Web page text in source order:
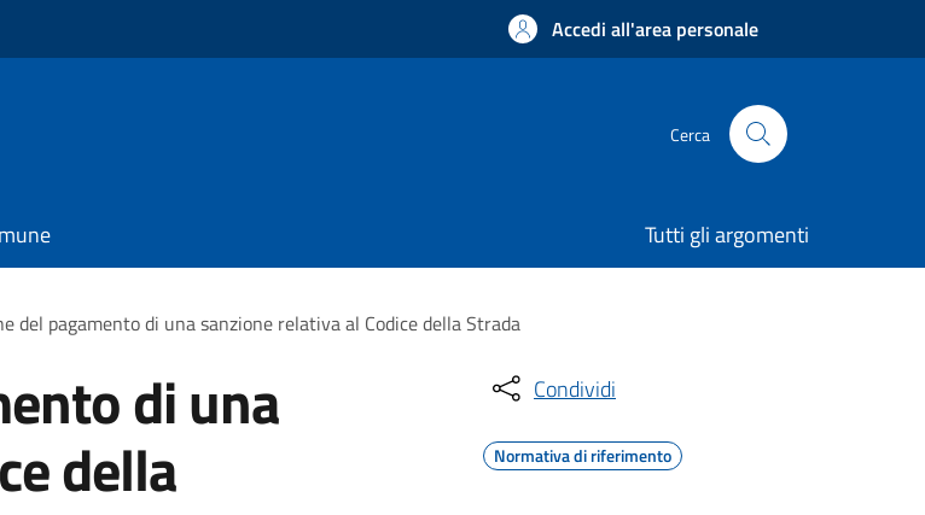
Accedi all'area personale
Cerca
Tutti gli argomenti
del pagamento di una sanzione relativa al Codice della Strada
di una
della
Condividi
Normativa di riferimento